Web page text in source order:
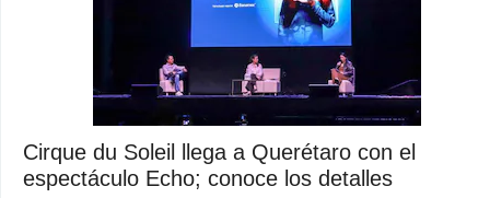
Cirque du Soleil llega a Querétaro con el
espectáculo Echo; conoce los detalles